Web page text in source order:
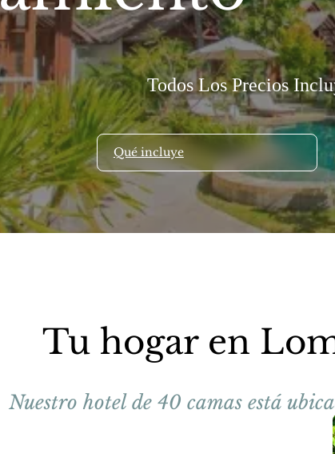
Todos Los Precios
Qué incluye
Tu hogar en
Nuestro hotel de 40 camas está